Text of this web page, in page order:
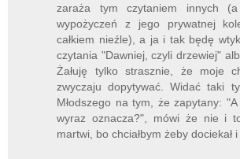
zaraża tym czytaniem innych
wypożyczeń z jego prywatnej
całkiem nieźle), a ja i tak będę
czytania "Dawniej, czyli drzewiej"
Żałuję tylko strasznie, że moje
zwyczaju dopytywać. Widać taki
Młodszego na tym, że zapytany:
wyraz oznacza?", mówi że nie i
martwi, bo chciałbym żeby dociekał i